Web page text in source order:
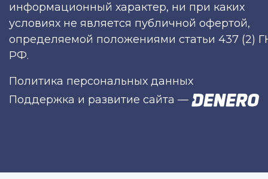
информационный характер, ни при каких
условиях не является публичной офертой,
определяемой положениями статьи 437 (2)
РФ.
Политика персональных данных
Поддержка и развитие сайта —